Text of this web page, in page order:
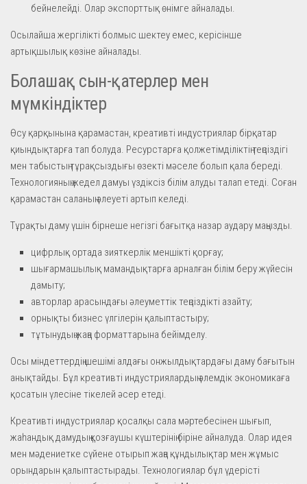
бейнелейді. Олар экспорттық өнімге айналады.
Осылайша жергілікті болмыс шектеу емес, керісінше
артықшылық көзіне айналады.
Болашақ сын-қатерлер мен
мүмкіндіктер
Өсу қарқынына қарамастан, креативті индустриялар бірқатар
қиындықтарға тап болуда. Ресурстарға қолжетімділіктің теңсіздігі
мен табыстың тұрақсыздығы өзекті мәселе болып қала береді.
Технологияның жедел дамуы үздіксіз білім алуды талап етеді. Соған
қарамастан саланың әлеуеті артып келеді.
Тұрақты даму үшін бірнеше негізгі бағытқа назар аудару маңызды.
цифрлық ортада зияткерлік меншікті қорғау;
шығармашылық мамандықтарға арналған білім беру жүйесін
дамыту;
авторлар арасындағы әлеуметтік теңсіздікті азайту;
орнықты бизнес үлгілерін қалыптастыру;
тұтынудың жаңа форматтарына бейімделу.
Осы міндеттердің шешімі алдағы онжылдықтардағы даму бағытын
анықтайды. Бұл креативті индустриялардың әлемдік экономикаға
қосатын үлесіне тікелей әсер етеді.
Креативті индустриялар қосалқы сала мәртебесінен шығып,
жаһандық дамудың қозғаушы күштерінің біріне айналуда. Олар идея
мен мәдениетке сүйене отырып жаңа құндылықтар мен жұмыс
орындарын қалыптастырады. Технологиялар бұл үдерісті